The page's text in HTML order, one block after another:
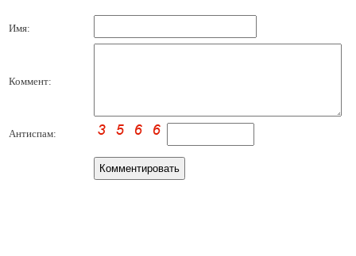
Имя:
Коммент:
Антиспам: